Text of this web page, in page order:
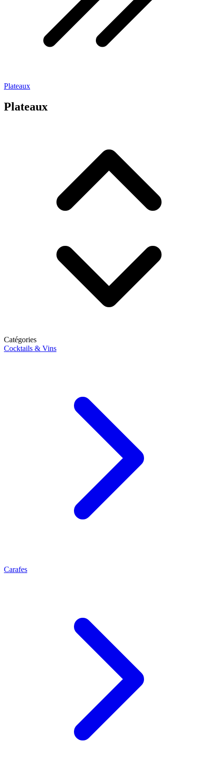
Plateaux
Plateaux
Catégories
Cocktails & Vins
Carafes